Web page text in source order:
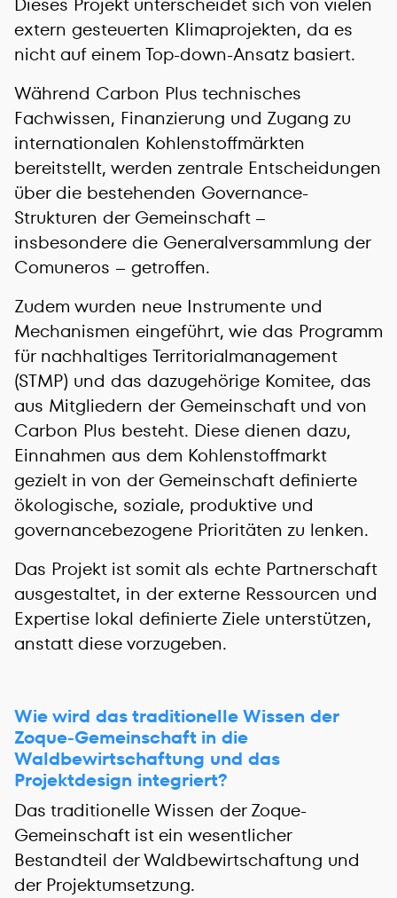
extern gesteuerten Klimaprojekten, da es
nicht auf einem Top-down-Ansatz basiert.
Während Carbon Plus technisches
Fachwissen, Finanzierung und Zugang zu
internationalen Kohlenstoffmärkten
bereitstellt, werden zentrale Entscheidungen
über die bestehenden Governance-
Strukturen der Gemeinschaft –
insbesondere die Generalversammlung der
Comuneros – getroffen.
Zudem wurden neue Instrumente und
Mechanismen eingeführt, wie das Programm
für nachhaltiges Territorialmanagement
(STMP) und das dazugehörige Komitee, das
aus Mitgliedern der Gemeinschaft und von
Carbon Plus besteht. Diese dienen dazu,
Einnahmen aus dem Kohlenstoffmarkt
gezielt in von der Gemeinschaft definierte
ökologische, soziale, produktive und
governancebezogene Prioritäten zu lenken.
Das Projekt ist somit als echte Partnerschaft
ausgestaltet, in der externe Ressourcen und
Expertise lokal definierte Ziele unterstützen,
anstatt diese vorzugeben.
Wie wird das traditionelle Wissen der
Zoque-Gemeinschaft in die
Waldbewirtschaftung und das
Projektdesign integriert?
Das traditionelle Wissen der Zoque-
Gemeinschaft ist ein wesentlicher
Bestandteil der Waldbewirtschaftung und
der Projektumsetzung.